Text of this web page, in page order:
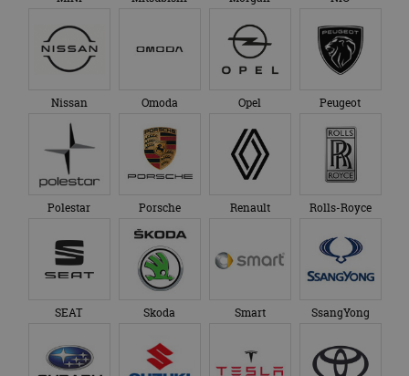
Nissan Omoda Opel Peugeot
Polestar Porsche Renault Rolls-Royce
SEAT Skoda Smart SsangYong